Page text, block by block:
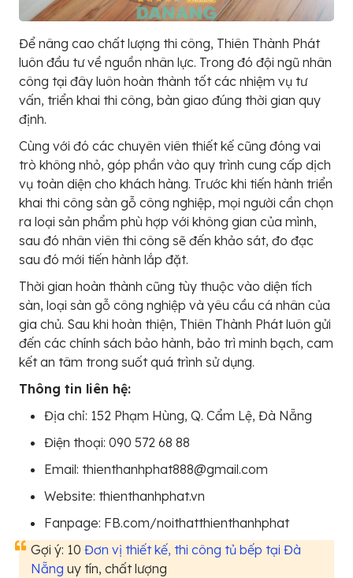
Để nâng cao chất lượng thi công, Thiên Thành Phát
luôn đầu tư về nguồn nhân lực. Trong đó đội ngũ nhân
công tại đây luôn hoàn thành tốt các nhiệm vụ tư
vấn, triển khai thi công, bàn giao đúng thời gian quy
định.
Cùng với đó các chuyên viên thiết kế cũng đóng vai
trò không nhỏ, góp phần vào quy trình cung cấp dịch
vụ toàn diện cho khách hàng. Trước khi tiến hành triển
khai thi công sàn gỗ công nghiệp, mọi người cần chọn
ra loại sản phẩm phù hợp với không gian của mình,
sau đó nhân viên thi công sẽ đến khảo sát, đo đạc
sau đó mới tiến hành lắp đặt.
Thời gian hoàn thành cũng tùy thuộc vào diện tích
sàn, loại sàn gỗ công nghiệp và yêu cầu cá nhân của
gia chủ. Sau khi hoàn thiện, Thiên Thành Phát luôn gửi
đến các chính sách bảo hành, bảo trì minh bạch, cam
kết an tâm trong suốt quá trình sử dụng.
Thông tin liên hệ:
Địa chỉ: 152 Phạm Hùng, Q. Cẩm Lệ, Đà Nẵng
Điện thoại: 090 572 68 88
Email: thienthanhphat888@gmail.com
Website: thienthanhphat.vn
Fanpage: FB.com/noithatthienthanhphat
Gợi ý: 10 Đơn vị thiết kế, thi công tủ bếp tại Đà
Nẵng uy tín, chất lượng